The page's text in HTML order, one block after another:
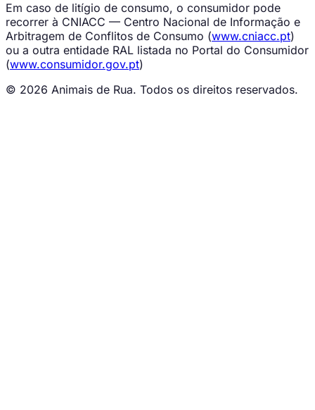
Em caso de litígio de consumo, o consumidor pode
recorrer à CNIACC — Centro Nacional de Informação e
Arbitragem de Conflitos de Consumo (www.cniacc.pt)
ou a outra entidade RAL listada no Portal do Consumidor
(www.consumidor.gov.pt)
© 2026 Animais de Rua. Todos os direitos reservados.